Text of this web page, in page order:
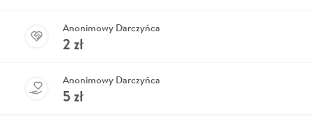
Anonimowy Darczyńca
2 zł
Anonimowy Darczyńca
5zł